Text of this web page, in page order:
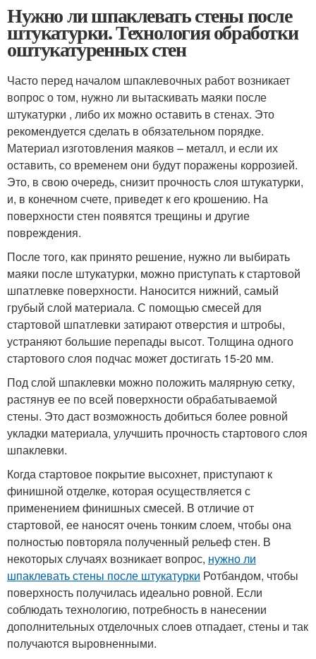
Нужно ли шпаклевать стены после
штукатурки. Технология обработки
оштукатуренных стен
Часто перед началом шпаклевочных работ возникает
вопрос о том, нужно ли вытаскивать маяки после
штукатурки , либо их можно оставить в стенах. Это
рекомендуется сделать в обязательном порядке.
Материал изготовления маяков – металл, и если их
оставить, со временем они будут поражены коррозией.
Это, в свою очередь, снизит прочность слоя штукатурки,
и, в конечном счете, приведет к его крошению. На
поверхности стен появятся трещины и другие
повреждения.
После того, как принято решение, нужно ли выбирать
маяки после штукатурки, можно приступать к стартовой
шпатлевке поверхности. Наносится нижний, самый
грубый слой материала. С помощью смесей для
стартовой шпатлевки затирают отверстия и штробы,
устраняют большие перепады высот. Толщина одного
стартового слоя подчас может достигать 15-20 мм.
Под слой шпаклевки можно положить малярную сетку,
растянув ее по всей поверхности обрабатываемой
стены. Это даст возможность добиться более ровной
укладки материала, улучшить прочность стартового слоя
шпаклевки.
Когда стартовое покрытие высохнет, приступают к
финишной отделке, которая осуществляется с
применением финишных смесей. В отличие от
стартовой, ее наносят очень тонким слоем, чтобы она
полностью повторяла полученный рельеф стен. В
некоторых случаях возникает вопрос, нужно ли
шпаклевать стены после штукатурки Ротбандом, чтобы
поверхность получилась идеально ровной. Если
соблюдать технологию, потребность в нанесении
дополнительных отделочных слоев отпадает, стены и так
получаются выровненными.